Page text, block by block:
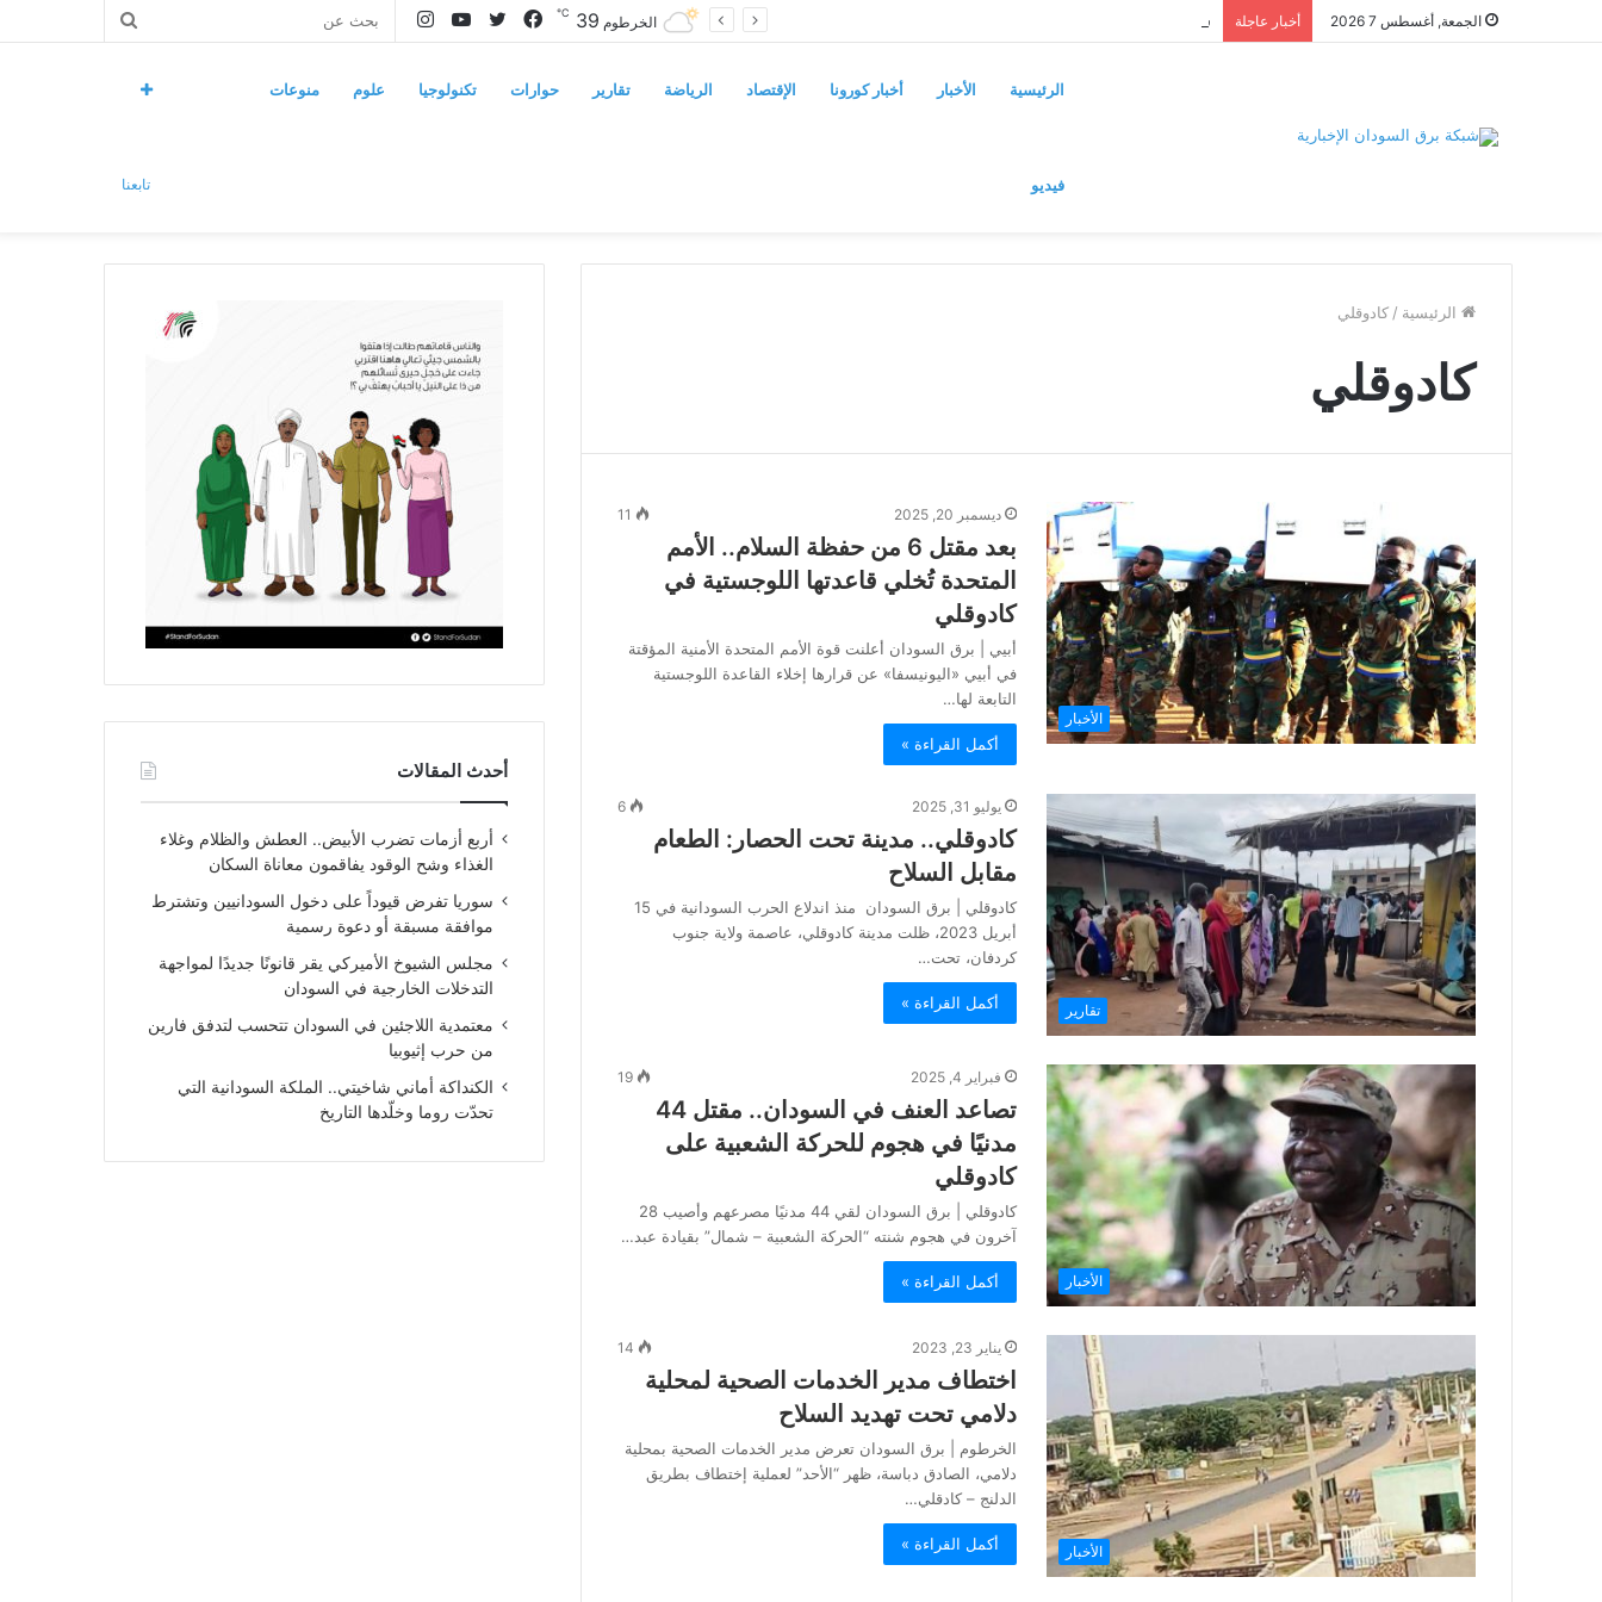
الجمعة, أغسطس 7 2026 أخبار عاجلة
بحث
انستقراميوتيوبتويتر
فيسبوك الخرطوم 39
℃
الرئيسية الأخبار أخبار كورونا الإقتصاد الرياضة تقارير حوارات تكنولوجيا علوم منوعات
فيديو تابعنا
الرئيسية / كادوقلي
كادوقلي
الأخبار
ديسمبر 20, 2025 11
بعد مقتل 6 من حفظة السلام.. الأمم
المتحدة تُخلي قاعدتها اللوجستية في
كادوقلي
أبيي | برق السودان أعلنت قوة الأمم المتحدة الأمنية المؤقتة
في أبيي «اليونيسفا» عن قرارها إخلاء القاعدة اللوجستية
التابعة لها…
أكمل القراءة »
تقارير
يوليو 31, 2025 6
كادوقلي.. مدينة تحت الحصار: الطعام
مقابل السلاح
كادوقلي | برق السودان منذ اندلاع الحرب السودانية في 15
أبريل 2023، ظلت مدينة كادوقلي، عاصمة ولاية جنوب
كردفان، تحت…
أكمل القراءة »
الأخبار
فبراير 4, 2025 19
تصاعد العنف في السودان.. مقتل 44
مدنيًا في هجوم للحركة الشعبية على
كادوقلي
كادوقلي | برق السودان لقي 44 مدنيًا مصرعهم وأصيب 28
آخرون في هجوم شنته “الحركة الشعبية – شمال” بقيادة عبد…
أكمل القراءة »
الأخبار
يناير 23, 2023 14
اختطاف مدير الخدمات الصحية لمحلية
دلامي تحت تهديد السلاح
الخرطوم | برق السودان تعرض مدير الخدمات الصحية بمحلية
دلامي، الصادق دباسة، ظهر “الأحد” لعملية إختطاف بطريق
الدلنج – كادقلي…
أكمل القراءة »
أحدث المقالات
أربع أزمات تضرب الأبيض.. العطش والظلام وغلاء
الغذاء وشح الوقود يفاقمون معاناة السكان
سوريا تفرض قيوداً على دخول السودانيين وتشترط
موافقة مسبقة أو دعوة رسمية
مجلس الشيوخ الأميركي يقر قانونًا جديدًا لمواجهة
التدخلات الخارجية في السودان
معتمدية اللاجئين في السودان تتحسب لتدفق فارين
من حرب إثيوبيا
الكنداكة أماني شاخيتي.. الملكة السودانية التي
تحدّت روما وخلّدها التاريخ